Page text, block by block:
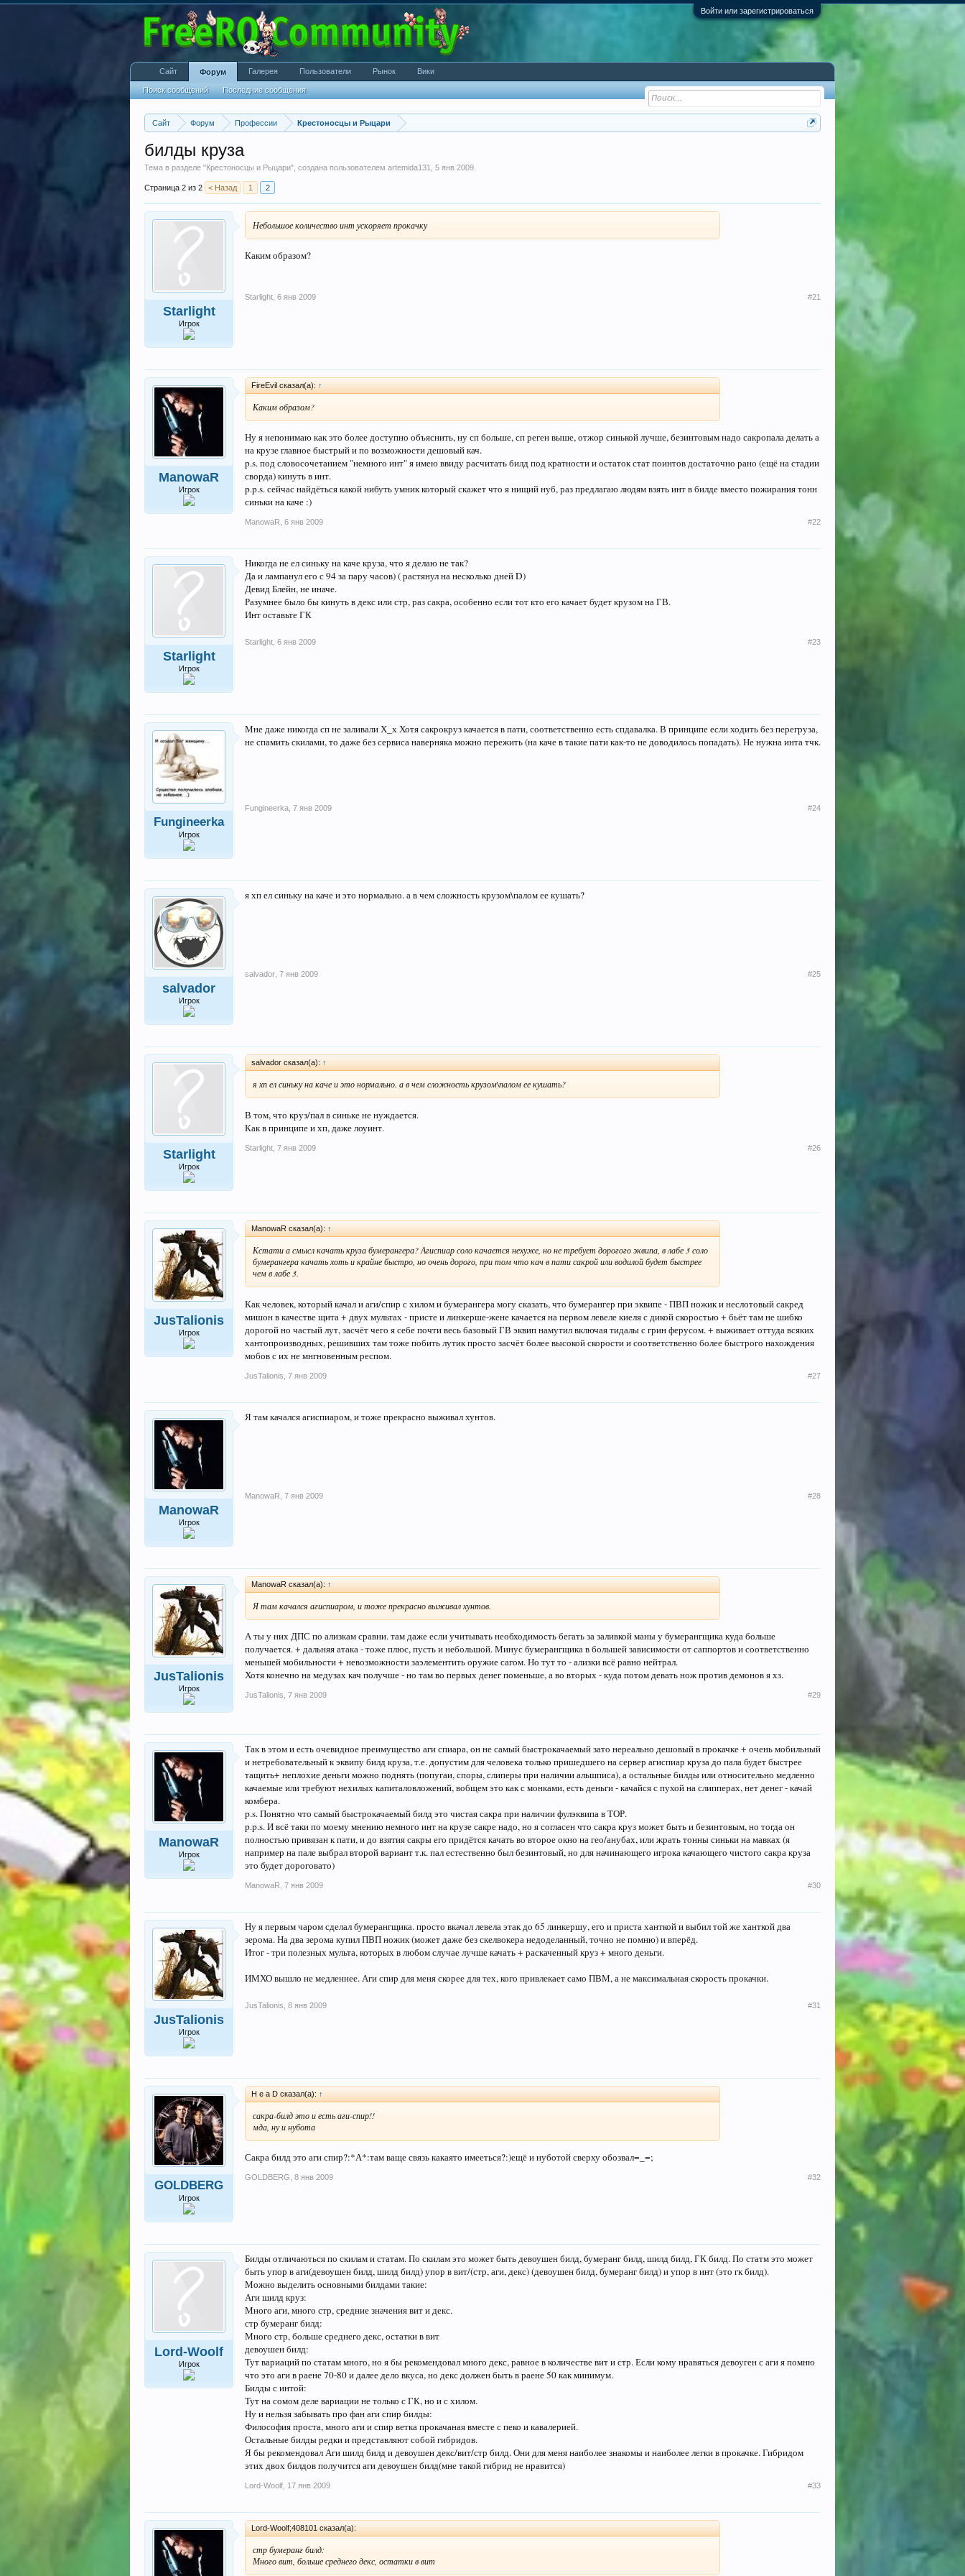
Войти или зарегистрироваться
Сайт Форум Профессии Крестоносцы и Рыцари
билды круза
Тема в разделе "Крестоносцы и Рыцари", создана пользователем artemida131 5 янв 2009
Страница 2 из 2 < Назад 1 2
Starlight
Игрок
Небольшое количество инт ускоряет прокачку
Каким образом?
Starlight 6 янв 2009 #21
ManowaR
Игрок
FireEvil сказал(а): ↑
Каким образом?
Ну я непонимаю как это более доступно объяснить, ну сп больше, сп реген выше, отжор синькой лучше, безинтовым надо сакропала делать а
на крузе главное быстрый и по возможности дешовый кач.
p.s. под словосочетанием "немного инт" я имею ввиду расчитать билд под кратности и остаток стат поинтов достаточно рано (ещё на стадии
сворда) кинуть в инт.
p.p.s. сейчас найдёться какой нибуть умник который скажет что я нищий нуб, раз предлагаю людям взять инт в билде вместо пожирания тонн
синьки на каче :)
ManowaR 6 янв 2009 #22
Starlight
Игрок
Никогда не ел синьку на каче круза, что я делаю не так?
Да и лампанул его с 94 за пару часов) ( растянул на несколько дней D)
Девид Блейн, не иначе.
Разумнее было бы кинуть в декс или стр, раз сакра, особенно если тот кто его качает будет крузом на ГВ.
Инт оставьте ГК
Starlight 6 янв 2009 #23
Fungineerka
Игрок
Мне даже никогда сп не заливали Х_х Хотя сакрокруз качается в пати, соответственно есть спдавалка. В принципе если ходить без перегруза,
не спамить скилами, то даже без сервиса наверняка можно пережить (на каче в такие пати как-то не доводилось попадать). Не нужна инта тчк.
Fungineerka 7 янв 2009 #24
salvador
Игрок
я хп ел синьку на каче и это нормально. а в чем сложность крузом\палом ее кушать?
salvador 7 янв 2009 #25
Starlight
Игрок
salvador сказал(а): ↑
я хп ел синьку на каче и это нормально. а в чем сложность крузом\палом ее кушать?
В том, что круз/пал в синьке не нуждается.
Как в принципе и хп, даже лоуинт.
Starlight 7 янв 2009 #26
JusTalionis
Игрок
ManowaR сказал(а): ↑
Кстати а смысл качать круза бумерангера? Агиспиар соло качается нехуже, но не требует дорогого эквипа, в лабе 3 соло
бумерангера качать хоть и крайне быстро, но очень дорого, при том что кач в пати сакрой или водилой будет быстрее
чем в лабе 3.
Как человек, который качал и аги/спир с хилом и бумерангера могу сказать, что бумерангер при эквипе - ПВП ножик и неслотовый сакред
мишон в качестве щита + двух мультах - присте и линкерше-жене качается на первом левеле киеля с дикой скоростью + бьёт там не шибко
дорогой но частый лут, засчёт чего я себе почти весь базовый ГВ эквип намутил включая тидалы с грин ферусом. + выживает оттуда всяких
хантопроизводных, решивших там тоже побить лутик просто засчёт более высокой скорости и соответственно более быстрого нахождения
мобов с их не мнгновенным респом.
JusTalionis 7 янв 2009 #27
ManowaR
Игрок
Я там качался агиспиаром, и тоже прекрасно выживал хунтов.
ManowaR 7 янв 2009 #28
JusTalionis
Игрок
ManowaR сказал(а): ↑
Я там качался агиспиаром, и тоже прекрасно выживал хунтов.
А ты у них ДПС по ализкам сравни. там даже если учитывать необходимость бегать за заливкой маны у бумерангщика куда больше
получается. + дальняя атака - тоже плюс, пусть и небольшой. Минус бумерангщика в большей зависимости от саппортов и соответственно
меньшей мобильности + невозможности заэлементить оружие сагом. Но тут то - ализки всё равно нейтрал.
Хотя конечно на медузах кач получше - но там во первых денег поменьше, а во вторых - куда потом девать нож против демонов я хз.
JusTalionis 7 янв 2009 #29
ManowaR
Игрок
Так в этом и есть очевидное преимущество аги спиара, он не самый быстрокачаемый зато нереально дешовый в прокачке + очень мобильный
и нетребовательный к эквипу билд круза, т.е. допустим для человека только пришедшего на сервер агиспиар круза до пала будет быстрее
тащить+ неплохие деньги можно поднять (попугаи, споры, слиперы при наличии альшписа), а остальные билды или относительно медленно
качаемые или требуют нехилых капиталовложений, вобщем это как с монками, есть деньги - качайся с пухой на слипперах, нет денег - качай
комбера.
p.s. Понятно что самый быстрокачаемый билд это чистая сакра при наличии фулэквипа в ТОР.
p.p.s. И всё таки по моему мнению немного инт на крузе сакре надо, но я согласен что сакра круз может быть и безинтовым, но тогда он
полностью привязан к пати, и до взятия сакры его придётся качать во второе окно на гео/анубах, или жрать тонны синьки на мавках (я
например на пале выбрал второй вариант т.к. пал естественно был безинтовый, но для начинающего игрока качающего чистого сакра круза
это будет дороговато)
ManowaR 7 янв 2009 #30
JusTalionis
Игрок
Ну я первым чаром сделал бумерангщика. просто вкачал левела этак до 65 линкершу, его и приста ханткой и выбил той же ханткой два
зерома. На два зерома купил ПВП ножик (может даже без скелвокера недоделанный, точно не помню) и вперёд.
Итог - три полезных мульта, которых в любом случае лучше качать + раскаченный круз + много деньги.
ИМХО вышло не медленнее. Аги спир для меня скорее для тех, кого привлекает само ПВМ, а не максимальная скорость прокачки.
JusTalionis 8 янв 2009 #31
GOLDBERG
Игрок
H e a D сказал(а): ↑
сакра-билд это и есть аги-спир!!
мда, ну и нубота
Сакра билд это аги спир?:*А*:там ваще связь какаято имееться?:)ещё и нуботой сверху обозвал=_=;
GOLDBERG 8 янв 2009 #32
Lord-Woolf
Игрок
Билды отличаються по скилам и статам. По скилам это может быть девоушен билд, бумеранг билд, шилд билд, ГК билд. По статм это может
быть упор в аги(девоушен билд, шилд билд) упор в вит/(стр, аги, декс) (девоушен билд, бумеранг билд) и упор в инт (это гк билд).
Можно выделить основными билдами такие:
Аги шилд круз:
Много аги, много стр, средние значения вит и декс.
стр бумеранг билд:
Много стр, больше среднего декс, остатки в вит
девоушен билд:
Тут вариаций по статам много, но я бы рекомендовал много декс, равное в количестве вит и стр. Если кому нравяться девоуген с аги я помню
что это аги в раене 70-80 и далее дело вкуса, но декс должен быть в раене 50 как минимум.
Билды с интой:
Тут на сомом деле вариации не только с ГК, но и с хилом.
Ну и нельзя забывать про фан аги спир билды:
Философия проста, много аги и спир ветка прокачаная вместе с пеко и кавалерией.
Остальные билды редки и представляют собой гибридов.
Я бы рекомендовал Аги шилд билд и девоушен декс/вит/стр билд. Они для меня наиболее знакомы и наиболее легки в прокачке. Гибридом
этих двох билдов получится аги девоушен билд(мне такой гибрид не нравится)
Lord-Woolf 17 янв 2009 #33
Lord-Woolf;408101 сказал(а):
стр бумеранг билд:
Много вит, больше среднего декс, остатки в вит
Сайт Форум
Поиск сообщений Последние сообщения
Галерея Пользователи Рынок Вики